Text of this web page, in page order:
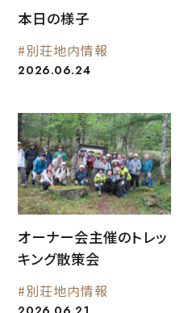
本日の様子
#別荘地内情報
2026.06.24
オーナー会主催のトレッ
キング散策会
#別荘地内情報